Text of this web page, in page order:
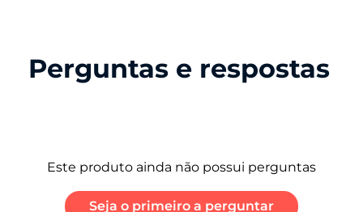
Perguntas e respostas
Este produto ainda não possui perguntas
Seja o primeiro a perguntar